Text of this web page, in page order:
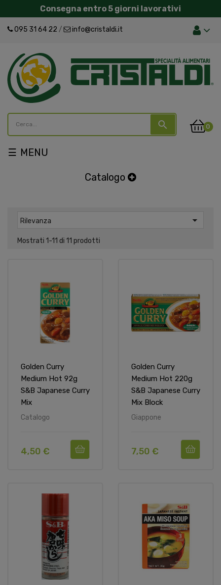
Consegna entro 5 giorni lavorativi
095 31 64 22 / info@cristaldi.it
search 0
navigazione
☰
Catalogo
Rilevanza 
Mostrati 1-11 di 11 prodotti
Golden Curry
Medium Hot 92g
S&B Japanese Curry
Mix
Catalogo
4,50 €
Golden Curry
Medium Hot 220g
S&B Japanese Curry
Mix Block
Giappone
7,50 €